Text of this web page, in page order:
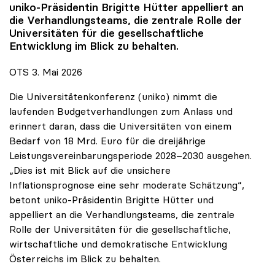
uniko-Präsidentin Brigitte Hütter appelliert an
die Verhandlungsteams, die zentrale Rolle der
Universitäten für die gesellschaftliche
Entwicklung im Blick zu behalten.
OTS 3. Mai 2026
Die Universitätenkonferenz (uniko) nimmt die
laufenden Budgetverhandlungen zum Anlass und
erinnert daran, dass die Universitäten von einem
Bedarf von 18 Mrd. Euro für die dreijährige
Leistungsvereinbarungsperiode 2028–2030 ausgehen.
„Dies ist mit Blick auf die unsichere
Inflationsprognose eine sehr moderate Schätzung“,
betont uniko-Präsidentin Brigitte Hütter und
appelliert an die Verhandlungsteams, die zentrale
Rolle der Universitäten für die gesellschaftliche,
wirtschaftliche und demokratische Entwicklung
Österreichs im Blick zu behalten.